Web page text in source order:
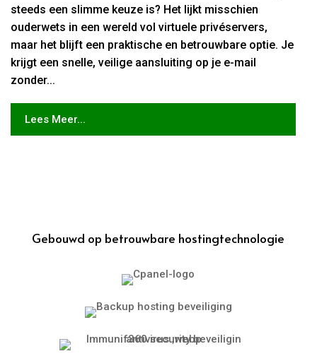
steeds een slimme keuze is? Het lijkt misschien
ouderwets in een wereld vol virtuele privéservers,
maar het blijft een praktische en betrouwbare optie. Je
krijgt een snelle, veilige aansluiting op je e-mail
zonder...
Lees Meer...
Gebouwd op betrouwbare hostingtechnologie